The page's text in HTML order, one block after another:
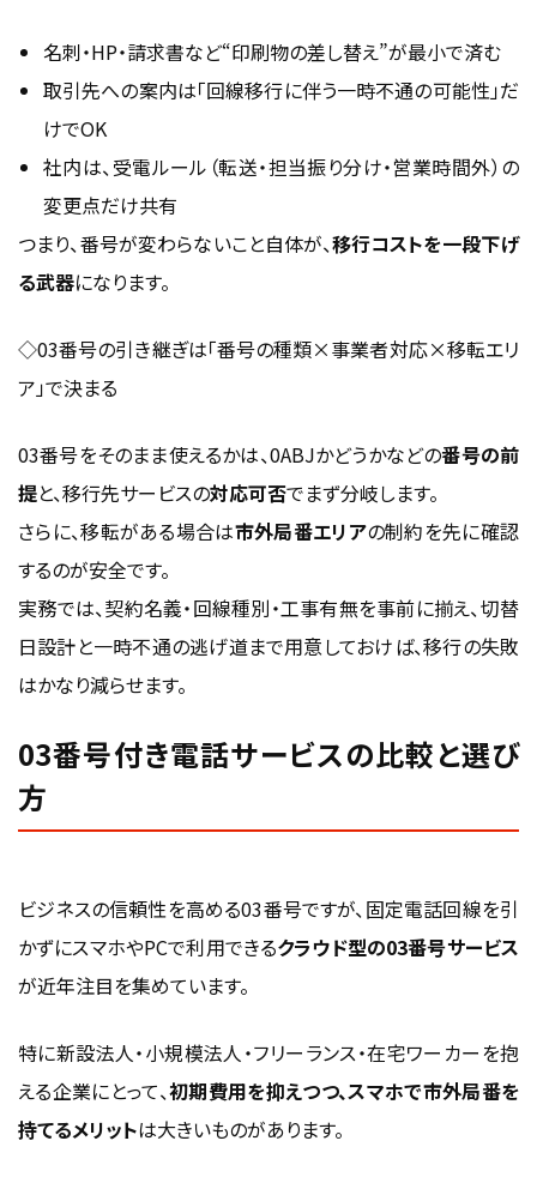
名刺・HP・請求書など“印刷物の差し替え”が最小で済む
取引先への案内は「回線移行に伴う一時不通の可能性」だ
けでOK
社内は、受電ルール（転送・担当振り分け・営業時間外）の
変更点だけ共有
つまり、番号が変わらないこと自体が、移行コストを一段下げ
る武器になります。
◇03番号の引き継ぎは「番号の種類×事業者対応×移転エリ
ア」で決まる
03番号をそのまま使えるかは、0ABJかどうかなどの番号の前
提と、移行先サービスの対応可否でまず分岐します。
さらに、移転がある場合は市外局番エリアの制約を先に確認
するのが安全です。
実務では、契約名義・回線種別・工事有無を事前に揃え、切替
日設計と一時不通の逃げ道まで用意しておけば、移行の失敗
はかなり減らせます。
03番号付き電話サービスの比較と選び
方
ビジネスの信頼性を高める03番号ですが、固定電話回線を引
かずにスマホやPCで利用できるクラウド型の03番号サービス
が近年注目を集めています。
特に新設法人・小規模法人・フリーランス・在宅ワーカーを抱
える企業にとって、初期費用を抑えつつ、スマホで市外局番を
持てるメリットは大きいものがあります。